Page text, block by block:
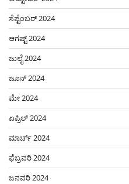
ಸೆಪ್ಟೆಂಬರ್ 2024
ಆಗಷ್ಟ್ 2024
ಜುಲೈ 2024
ಜೂನ್ 2024
ಮೇ 2024
ಏಪ್ರಿಲ್ 2024
ಮಾರ್ಚ್ 2024
ಫೆಬ್ರವರಿ 2024
ಜನವರಿ 2024